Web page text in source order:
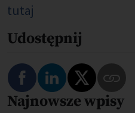
tutaj
Udostępnij
Najnowsze wpisy